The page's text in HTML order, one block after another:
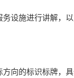
设施进行讲解，
向的标识标牌，